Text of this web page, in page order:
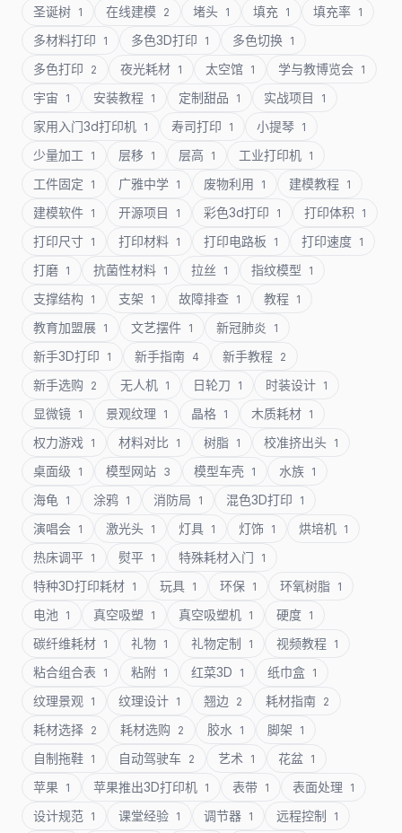
圣诞树 1 在线建模 2 堵头 1 填充 1 填充率 1
多材料打印 1 多色3D打印 1 多色切换 1
多色打印 2 夜光耗材 1 太空馆 1 学与教博览会 1
宇宙 1 安装教程 1 定制甜品 1 实战项目 1
家用入门3d打印机 1 寿司打印 1 小提琴 1
少量加工 1 层移 1 层高 1 工业打印机 1
工件固定 1 广雅中学 1 废物利用 1 建模教程 1
建模软件 1 开源项目 1 彩色3d打印 1 打印体积 1
打印尺寸 1 打印材料 1 打印电路板 1 打印速度 1
打磨 1 抗菌性材料 1 拉丝 1 指纹模型 1
支撑结构 1 支架 1 故障排查 1 教程 1
教育加盟展 1 文艺摆件 1 新冠肺炎 1
新手3D打印 1 新手指南 4 新手教程 2
新手选购 2 无人机 1 日轮刀 1 时装设计 1
显微镜 1 景观纹理 1 晶格 1 木质耗材 1
权力游戏 1 材料对比 1 树脂 1 校准挤出头 1
桌面级 1 模型网站 3 模型车壳 1 水族 1
海龟 1 涂鸦 1 消防局 1 混色3D打印 1
演唱会 1 激光头 1 灯具 1 灯饰 1 烘培机 1
热床调平 1 熨平 1 特殊耗材入门 1
特种3D打印耗材 1 玩具 1 环保 1 环氧树脂 1
电池 1 真空吸塑 1 真空吸塑机 1 硬度 1
碳纤维耗材 1 礼物 1 礼物定制 1 视频教程 1
粘合组合表 1 粘附 1 红菜3D 1 纸巾盒 1
纹理景观 1 纹理设计 1 翘边 2 耗材指南 2
耗材选择 2 耗材选购 2 胶水 1 脚架 1
自制拖鞋 1 自动驾驶车 2 艺术 1 花盆 1
苹果 1 苹果推出3D打印机 1 表带 1 表面处理 1
设计规范 1 课堂经验 1 调节器 1 远程控制 1